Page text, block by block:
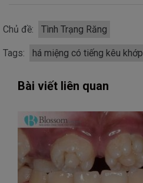
Chủ đề: Tình Trạng Răng
Tags: há miệng có tiếng kêu khớp
Bài viết liên quan